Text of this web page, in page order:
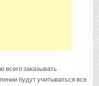
всего заказывать
будут учитываться все